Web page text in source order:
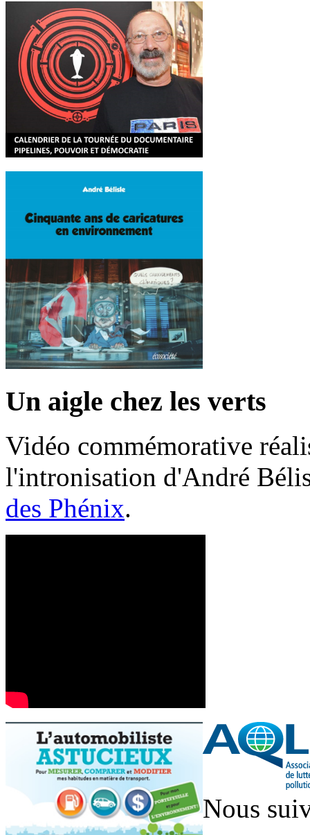
Un aigle chez les verts
Vidéo commémorative
l'intronisation d'André
des Phénix.
Nous